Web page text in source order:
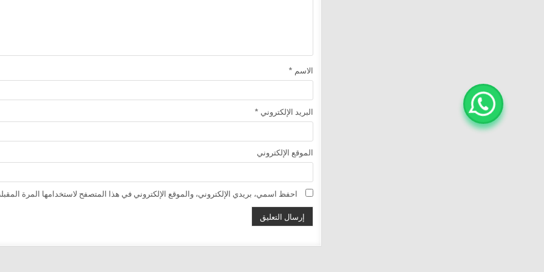
الاسم *
البريد الإلكتروني *
الموقع الإلكتروني
احفظ اسمي، بريدي الإلكتروني، والموقع الإلكتروني في هذا المتصفح لاستخدامها المرة